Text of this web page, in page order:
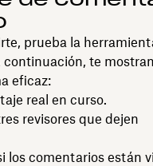
prueba la
continuación, te
eficaz:
real en curso.
revisores que dejen
los comentarios están